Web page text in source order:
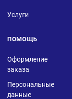
Услуги
ПОМОЩЬ
Оформление
заказа
Персональные
данные